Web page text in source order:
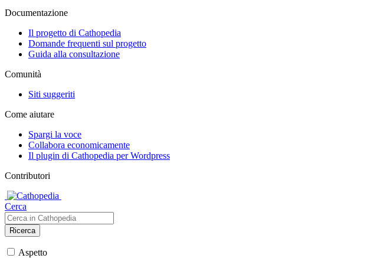
Documentazione
Il progetto di Cathopedia
Domande frequenti sul progetto
Guida alla consultazione
Comunità
Siti suggeriti
Come aiutare
Spargi la voce
Collabora economicamente
Il plugin di Cathopedia per Wordpress
Contributori
Cerca
Ricerca
Aspetto